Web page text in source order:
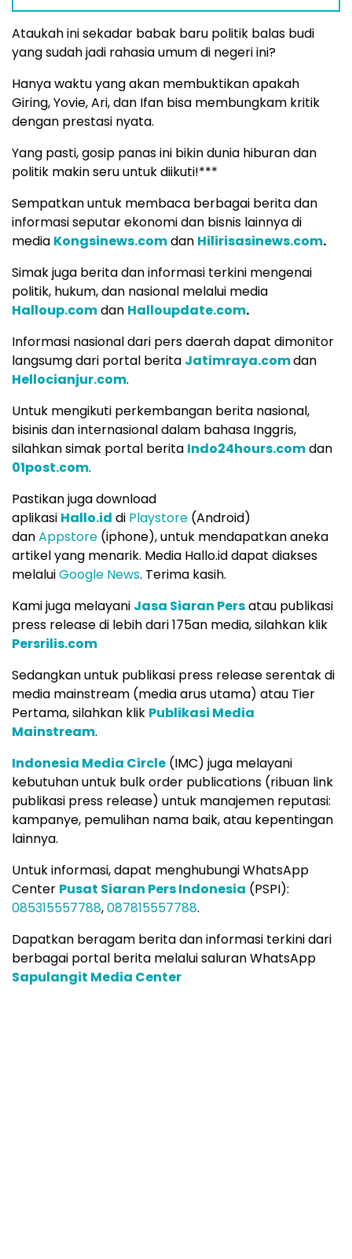
Ataukah ini sekadar babak baru politik balas budi
yang sudah jadi rahasia umum di negeri ini?
Hanya waktu yang akan membuktikan apakah
Giring, Yovie, Ari, dan Ifan bisa membungkam kritik
dengan prestasi nyata.
Yang pasti, gosip panas ini bikin dunia hiburan dan
politik makin seru untuk diikuti!***
Sempatkan untuk membaca berbagai berita dan
informasi seputar ekonomi dan bisnis lainnya di
media Kongsinews.comdan Hilirisasinews.com.
Simak juga berita dan informasi terkini mengenai
politik, hukum, dan nasional melalui media
Halloup.comdan Halloupdate.com.
Informasi nasional dari pers daerah dapat dimonitor
langsumg dari portal berita Jatimraya.comdan
Hellocianjur.com.
Untuk mengikuti perkembangan berita nasional,
bisinis dan internasional dalam bahasa Inggris,
silahkan simak portal berita Indo24hours.comdan
01post.com.
Pastikan juga download
aplikasi Hallo.id di Playstore (Android)
danAppstore (iphone), untuk mendapatkan aneka
artikel yang menarik. Media Hallo.id dapat diakses
melaluiGoogle News. Terima kasih.
Kami juga melayani Jasa Siaran Persatau publikasi
press release di lebih dari 175an media, silahkan klik
Persrilis.com
Sedangkan untuk publikasi press release serentak di
media mainstream (media arus utama) atau Tier
Pertama, silahkan klik Publikasi Media
Mainstream.
Indonesia Media Circle (IMC) juga melayani
kebutuhan untuk bulk order publications (ribuan link
publikasi press release) untuk manajemen reputasi:
kampanye, pemulihan nama baik, atau kepentingan
lainnya.
Untuk informasi, dapat menghubungi WhatsApp
Center Pusat Siaran Pers Indonesia (PSPI):
085315557788,087815557788.
Dapatkan beragam berita dan informasi terkini dari
berbagai portal berita melalui saluran WhatsApp
Sapulangit Media Center